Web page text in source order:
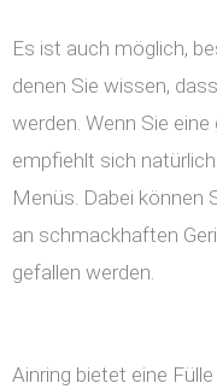
Es ist auch möglich,
denen Sie wissen,
werden. Wenn Sie
empfiehlt sich
Menüs. Dabei können
an schmackhaften
gefallen werden.
Ainring bietet eine